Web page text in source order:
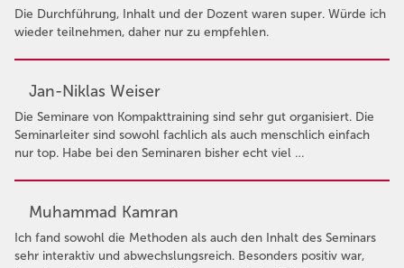
Die Durchführung, Inhalt und der Dozent waren super. Würde ich
wieder teilnehmen, daher nur zu empfehlen.
Jan-Niklas Weiser
Die Seminare von Kompakttraining sind sehr gut organisiert. Die
Seminarleiter sind sowohl fachlich als auch menschlich einfach
nur top. Habe bei den Seminaren bisher echt viel …
Muhammad Kamran
Ich fand sowohl die Methoden als auch den Inhalt des Seminars
sehr interaktiv und abwechslungsreich. Besonders positiv war,